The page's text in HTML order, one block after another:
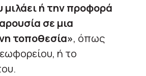
ή την προφορά
σε μια
τοποθεσία», όπως
ή το